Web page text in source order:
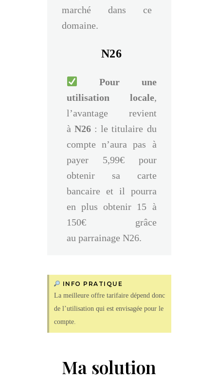
marché dans ce
domaine.
N26
Pour une
utilisation locale,
l’avantage revient
à N26: le titulaire du
compte n’aura pas à
payer 5,99€ pour
obtenir sa carte
bancaire et il pourra
en plus obtenir 15 à
150€ grâce
au parrainage N26.
INFO PRATIQUE
La meilleure offre tarifaire dépend donc
de l’utilisation qui est envisagée pour le
compte.
Ma solution